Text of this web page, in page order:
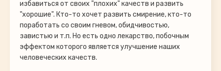
избавиться от своих "плохих" качеств и развить
"хорошие". Кто-то хочет развить смирение, кто-то
поработать со своим гневом, обидчивостью,
завистью и т.п. Но есть одно лекарство, побочным
эффектом которого является улучшение наших
человеческих качеств.